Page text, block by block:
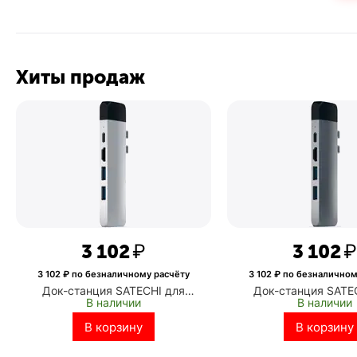
Хиты продаж
Док-станция SATECHI для
ноутбука, Aluminum Pro Hub with
Pro (ST-TCPHES)
В наличии
3 102₽
3 102 ₽ по безналичному расчёту
В корзину
Док-станция
ноутбука, Aluminum
Air, MacBook Pro (ST-
В наличии
3 102₽
3 102 ₽ по
В корзину